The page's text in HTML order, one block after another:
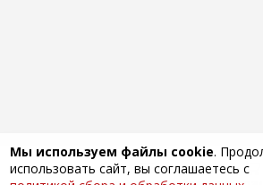
Мы используем файлы cookie.
использовать сайт, вы соглашаетесь с